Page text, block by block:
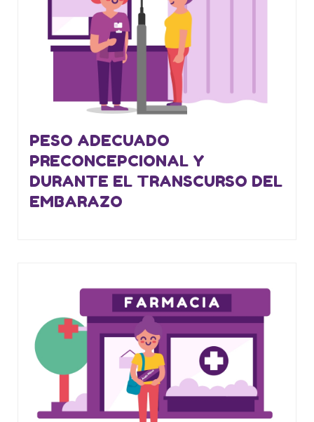
PESO ADECUADO
PRECONCEPCIONAL Y
DURANTE EL TRANSCURSO DEL
EMBARAZO